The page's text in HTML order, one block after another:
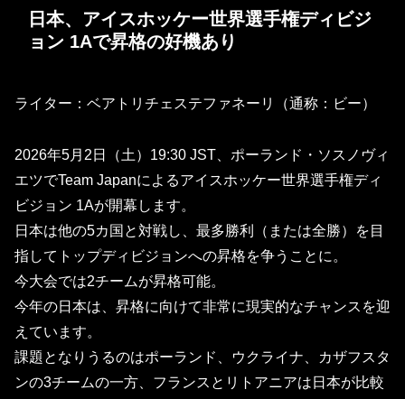
日本、アイスホッケー世界選手権ディビジ
ョン 1Aで昇格の好機あり
ライター：ベアトリチェステファネーリ（通称：ビー）
2026年5月2日（土）19:30 JST、ポーランド・ソスノヴィ
エツでTeam Japanによるアイスホッケー世界選手権ディ
ビジョン 1Aが開幕します。
日本は他の5カ国と対戦し、最多勝利（または全勝）を目
指してトップディビジョンへの昇格を争うことに。
今大会では2チームが昇格可能。
今年の日本は、昇格に向けて非常に現実的なチャンスを迎
えています。
課題となりうるのはポーランド、ウクライナ、カザフスタ
ンの3チームの一方、フランスとリトアニアは日本が比較